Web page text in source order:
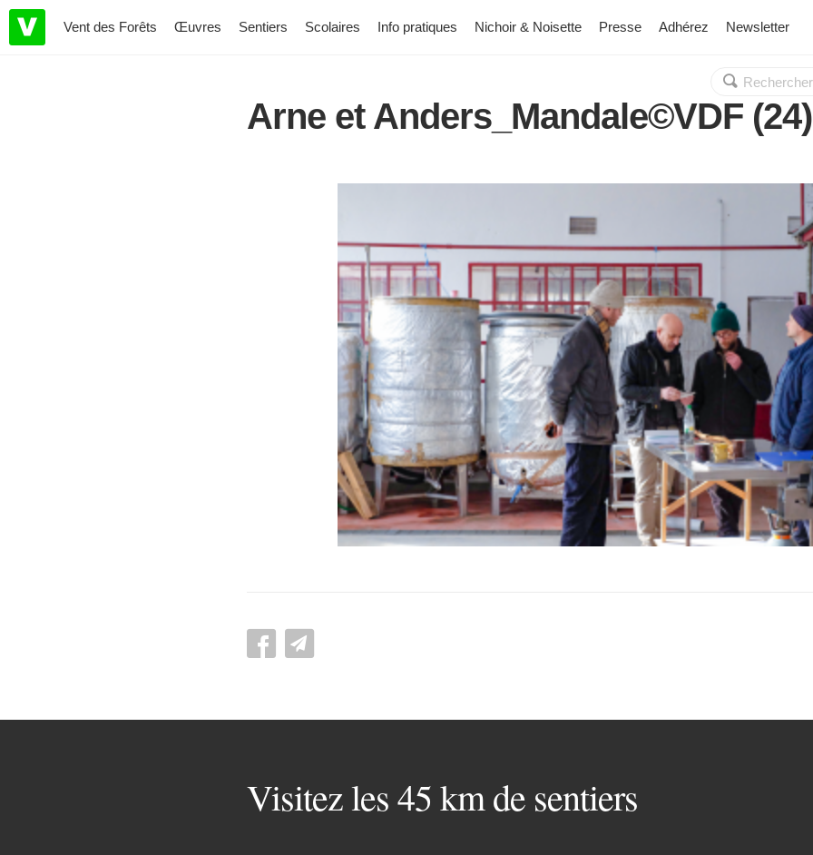
Vent des Forêts Œuvres Sentiers Scolaires Info pratiques Nichoir & Noisette Presse Adhérez Newsletter
Rechercher :
OK
Arne et Anders_Mandale©VDF (24)
Visitez les 45 km de sentiers